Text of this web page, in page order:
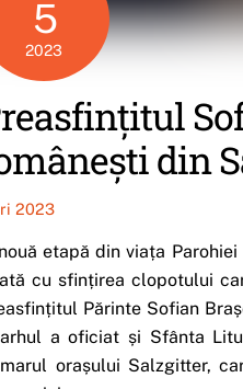
5
2023
din
2023
etapă din viața
cu sfințirea clopotului
Părinte Sofian
a oficiat și Sfânta
orașului Salzgitter,